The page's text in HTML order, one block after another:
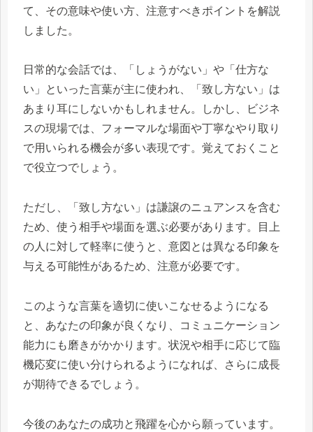
て、その意味や使い方、注意すべきポイントを解説
しました。
日常的な会話では、「しょうがない」や「仕方な
い」といった言葉が主に使われ、「致し方ない」は
あまり耳にしないかもしれません。しかし、ビジネ
スの現場では、フォーマルな場面や丁寧なやり取り
で用いられる機会が多い表現です。覚えておくこと
で役立つでしょう。
ただし、「致し方ない」は謙譲のニュアンスを含む
ため、使う相手や場面を選ぶ必要があります。目上
の人に対して軽率に使うと、意図とは異なる印象を
与える可能性があるため、注意が必要です。
このような言葉を適切に使いこなせるようになる
と、あなたの印象が良くなり、コミュニケーション
能力にも磨きがかかります。状況や相手に応じて臨
機応変に使い分けられるようになれば、さらに成長
が期待できるでしょう。
今後のあなたの成功と飛躍を心から願っています。